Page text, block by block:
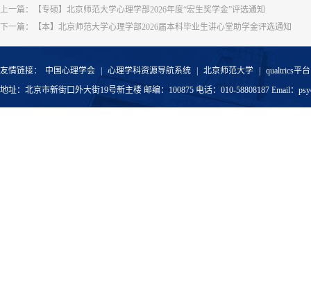
上一篇：
【专硕】北京师范大学心理学部2026年度“宏生奖学金”评选通知
下一篇：
【本】北京师范大学心理学部2026届本科毕业生讲心堂助学金评选通知
友情链接： 中国心理学会 心理学科资源导航系统 北京师范大学
qualtrics平台
地址：北京市新街口外大街19号新主楼 邮编：100875 电话：010-58808187 Email：